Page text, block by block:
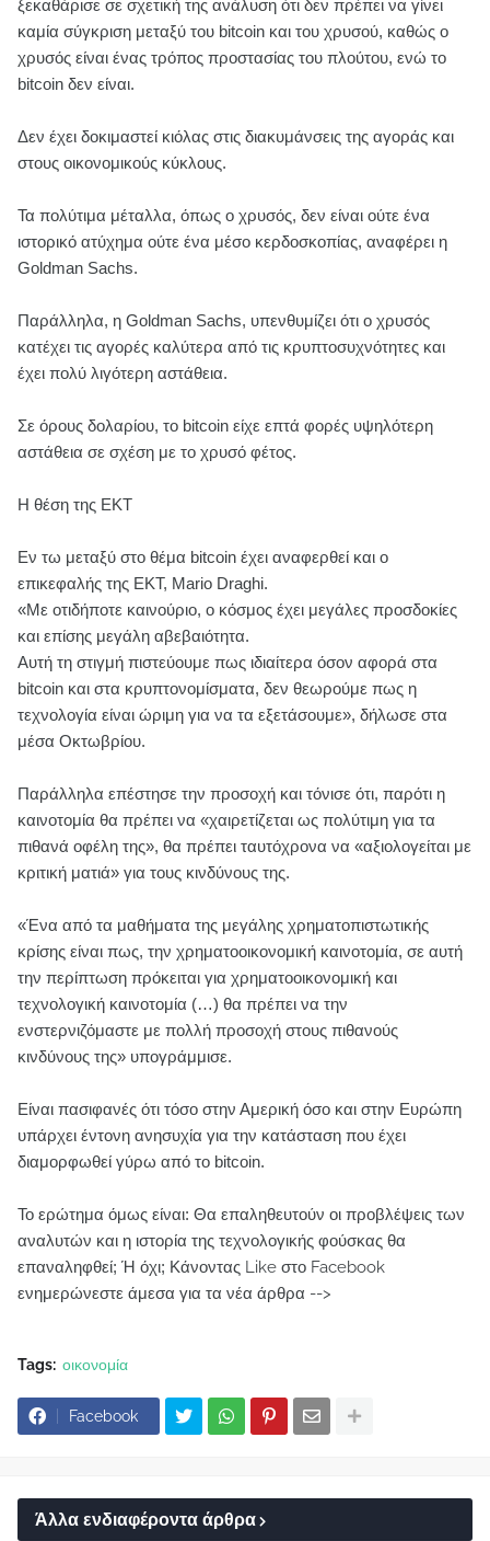
ξεκαθάρισε σε σχετική της ανάλυση ότι δεν πρέπει να γίνει
καμία σύγκριση μεταξύ του bitcoin και του χρυσού, καθώς ο
χρυσός είναι ένας τρόπος προστασίας του πλούτου, ενώ το
bitcoin δεν είναι.
Δεν έχει δοκιμαστεί κιόλας στις διακυμάνσεις της αγοράς και
στους οικονομικούς κύκλους.
Τα πολύτιμα μέταλλα, όπως ο χρυσός, δεν είναι ούτε ένα
ιστορικό ατύχημα ούτε ένα μέσο κερδοσκοπίας, αναφέρει η
Goldman Sachs.
Παράλληλα, η Goldman Sachs, υπενθυμίζει ότι ο χρυσός
κατέχει τις αγορές καλύτερα από τις κρυπτοσυχνότητες και
έχει πολύ λιγότερη αστάθεια.
Σε όρους δολαρίου, το bitcoin είχε επτά φορές υψηλότερη
αστάθεια σε σχέση με το χρυσό φέτος.
Η θέση της ΕΚΤ
Εν τω μεταξύ στο θέμα bitcoin έχει αναφερθεί και ο
επικεφαλής της ΕΚΤ, Mario Draghi.
«Με οτιδήποτε καινούριο, ο κόσμος έχει μεγάλες προσδοκίες
και επίσης μεγάλη αβεβαιότητα.
Αυτή τη στιγμή πιστεύουμε πως ιδιαίτερα όσον αφορά στα
bitcoin και στα κρυπτονομίσματα, δεν θεωρούμε πως η
τεχνολογία είναι ώριμη για να τα εξετάσουμε», δήλωσε στα
μέσα Οκτωβρίου.
Παράλληλα επέστησε την προσοχή και τόνισε ότι, παρότι η
καινοτομία θα πρέπει να «χαιρετίζεται ως πολύτιμη για τα
πιθανά οφέλη της», θα πρέπει ταυτόχρονα να «αξιολογείται με
κριτική ματιά» για τους κινδύνους της.
«Ένα από τα μαθήματα της μεγάλης χρηματοπιστωτικής
κρίσης είναι πως, την χρηματοοικονομική καινοτομία, σε αυτή
την περίπτωση πρόκειται για χρηματοοικονομική και
τεχνολογική καινοτομία (…) θα πρέπει να την
ενστερνιζόμαστε με πολλή προσοχή στους πιθανούς
κινδύνους της» υπογράμμισε.
Είναι πασιφανές ότι τόσο στην Αμερική όσο και στην Ευρώπη
υπάρχει έντονη ανησυχία για την κατάσταση που έχει
διαμορφωθεί γύρω από το bitcoin.
Το ερώτημα όμως είναι: Θα επαληθευτούν οι προβλέψεις των
αναλυτών και η ιστορία της τεχνολογικής φούσκας θα
επαναληφθεί; Ή όχι; Κάνοντας Like στο Facebook
ενημερώνεστε άμεσα για τα νέα άρθρα -->
Tags: οικονομία
Facebook
Άλλα ενδιαφέροντα άρθρα